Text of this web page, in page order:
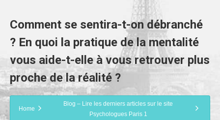
Comment se sentira-t-on débranché
? En quoi la pratique de la mentalité
vous aide-t-elle à vous retrouver plus
proche de la réalité ?
Home
Blog – Lire les derniers articles sur le site
Psychologues Paris 1